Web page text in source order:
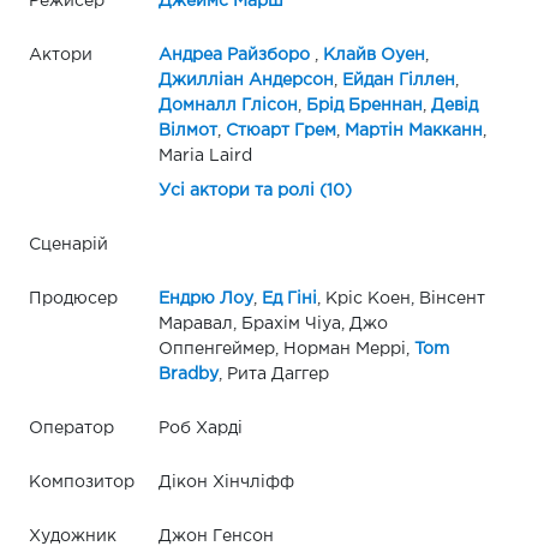
Актори Андреа Райзборо Клайв Оуен
Джилліан Андерсон
Ейдан Гіллен
Домналл Глісон
Брід Бреннан
Девід
Вілмот, Стюарт Грем, Мартін Макканн
Maria Laird
Усі актори та ролі (10)
Сценарій
Продюсер Ендрю Лоу, Ед Гіні , Кріс Коен, Вінсент
Маравал, Брахім Чіуа, Джо
Оппенгеймер, Норман Меррі,
Tom
Bradby, Рита Даггер
Оператор Роб Харді
Композитор Дікон Хінчліфф
Художник Джон Генсон